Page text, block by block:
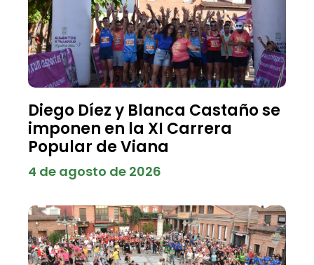
Diego Díez y Blanca Castaño se
imponen en la XI Carrera
Popular de Viana
4 de agosto de 2026